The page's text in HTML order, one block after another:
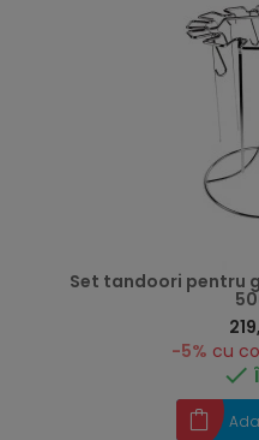
Set tandoori pentru
-5% cu
